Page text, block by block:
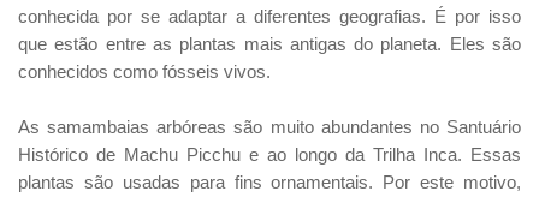
conhecida por se adaptar a diferentes geografias. É por isso
que estão entre as plantas mais antigas do planeta. Eles são
conhecidos como fósseis vivos.
As samambaias arbóreas são muito abundantes no Santuário
Histórico de Machu Picchu e ao longo da Trilha Inca. Essas
plantas são usadas para fins ornamentais. Por este motivo,